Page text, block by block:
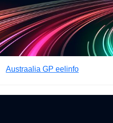
Austraalia GP eelinfo